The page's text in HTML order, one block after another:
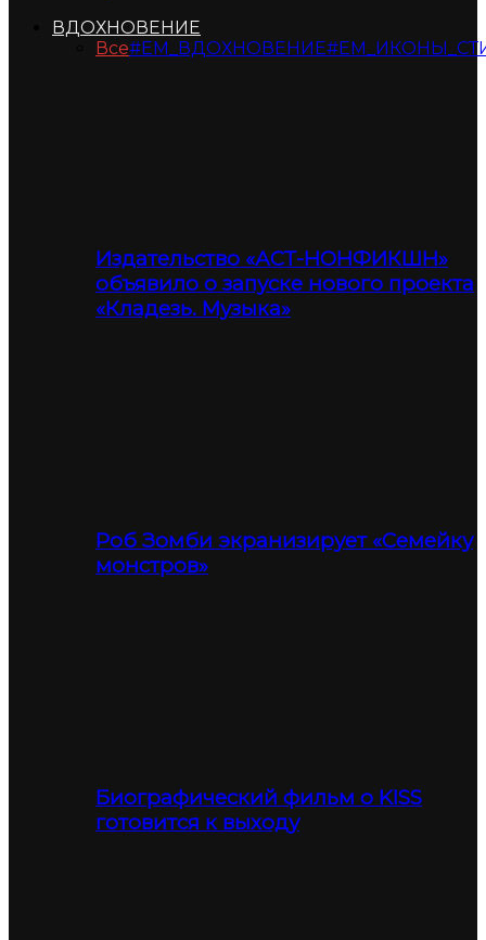
ВДОХНОВЕНИЕ
Все#ЕМ_ВДОХНОВЕНИЕ
Издательство «АСТ-НОНФИКШН»
объявило о запуске нового проекта
«Кладезь. Музыка»
Роб Зомби экранизирует «Семейку
монстров»
Биографический фильм о KISS
готовится к выходу